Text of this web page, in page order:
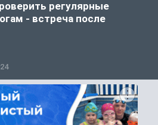
регулярные
- встреча после